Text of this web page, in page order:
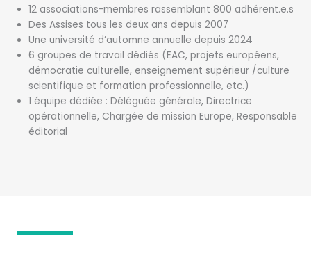
12 associations-membres rassemblant 800 adhérent.e.s
Des Assises tous les deux ans depuis 2007
Une université d’automne annuelle depuis 2024
6 groupes de travail dédiés (EAC, projets européens,
démocratie culturelle, enseignement supérieur /culture
scientifique et formation professionnelle, etc.)
1 équipe dédiée : Déléguée générale, Directrice
opérationnelle, Chargée de mission Europe, Responsable
éditorial